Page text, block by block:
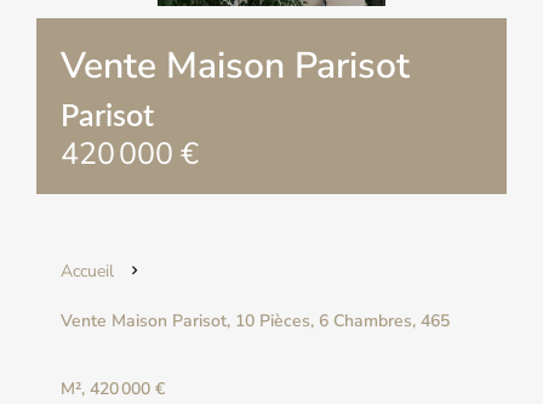
Vente Maison Parisot
Parisot
420 000 €
Accueil
Vente Maison Parisot, 10 Pièces, 6 Chambres, 465
M², 420 000 €